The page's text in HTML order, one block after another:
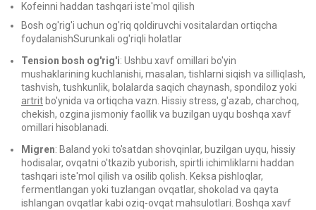
Kofeinni haddan tashqari iste'mol qilish
Bosh og'rig'i uchun og'riq qoldiruvchi vositalardan ortiqcha
foydalanishSurunkali og'riqli holatlar
Tension bosh og'rig'i: Ushbu xavf omillari bo'yin
mushaklarining kuchlanishi, masalan, tishlarni siqish va silliqlash,
tashvish, tushkunlik, bolalarda saqich chaynash, spondiloz yoki
artrit bo'ynida va ortiqcha vazn. Hissiy stress, g'azab, charchoq,
chekish, ozgina jismoniy faollik va buzilgan uyqu boshqa xavf
omillari hisoblanadi.
Migren: Baland yoki to'satdan shovqinlar, buzilgan uyqu, hissiy
hodisalar, ovqatni o'tkazib yuborish, spirtli ichimliklarni haddan
tashqari iste'mol qilish va osilib qolish. Keksa pishloqlar,
fermentlangan yoki tuzlangan ovqatlar, shokolad va qayta
ishlangan ovqatlar kabi oziq-ovqat mahsulotlari. Boshqa xavf